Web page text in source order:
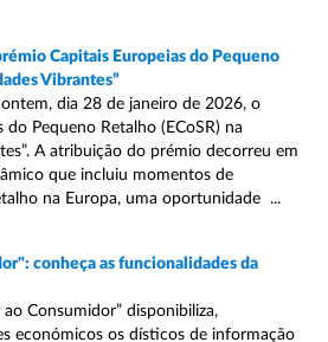
Capitais Europeias do Pequeno
Vibrantes”
dia 28 de janeiro de 2026, o
do Pequeno Retalho (ECoSR) na
A atribuição do prémio decorreu em
que incluiu momentos de
na Europa, uma oportunidade ...
conheça as funcionalidades da
Consumidor” disponibiliza,
económicos os dísticos de informação